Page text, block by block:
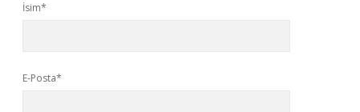
İsim*
E-Posta*